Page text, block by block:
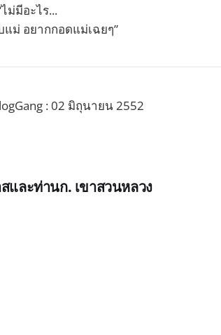
ม่มีอะไร...
ม่ อยากกอดแม่เฉยๆ”
: 02 มิถุนายน 2552
และท่านก. เขาสวนหลวง